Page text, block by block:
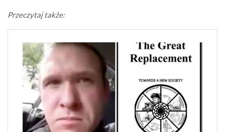
Przeczytaj także: